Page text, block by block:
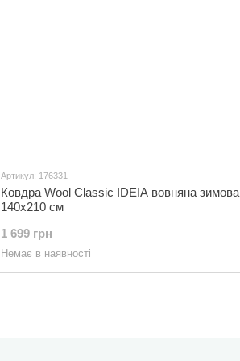
Артикул: 176331
Ковдра Wool Classic IDEIA вовняна зимова
140x210 см
1 699 грн
Немає в наявності